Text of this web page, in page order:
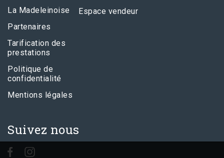
La Madeleinoise
Partenaires
Tarification des
prestations
Politique de
confidentialité
Mentions légales
Espace vendeur
Suivez nous